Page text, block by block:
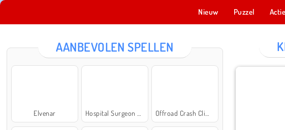
Nieuw Puzzel Actie
AANBEVOLEN SPELLEN
Elvenar